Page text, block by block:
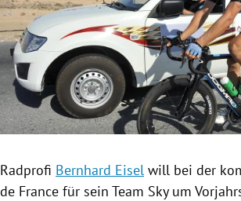
Untermenü
Untermenü
Untermenü
Untermenü
Radprofi Bernhard Eisel will bei der
de France für sein Team Sky um